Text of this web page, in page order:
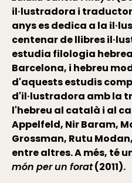
il·lustradora i
anys es dedica a la
centenar de llibres
estudia filologia
Barcelona, i hebreu
d'aquests estudis
d'il·lustradora amb la
l'hebreu al català i al
Appelfeld, Nir Baram,
Grossman, Rutu
entre altres. A més, té
món per un forat(2011).